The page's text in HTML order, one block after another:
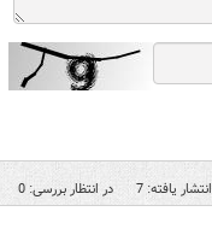
انتشار یافته: 7 در انتظار بررسی: 0